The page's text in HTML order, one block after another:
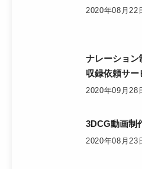
2020年08月22
ナレーション
収録依頼サー
2020年09月28
3DCG動画制
2020年08月23